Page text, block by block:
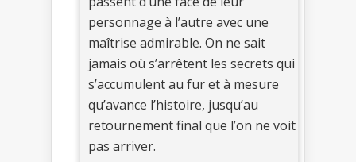
personnage à l’autre avec une
maîtrise admirable. On ne sait
jamais où s’arrêtent les secrets qui
s’accumulent au fur et à mesure
qu’avance l’histoire, jusqu’au
retournement final que l’on ne voit
pas arriver.